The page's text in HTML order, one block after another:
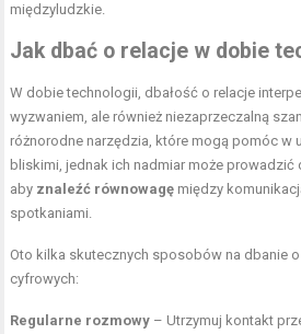
międzyludzkie.
Jak dbać o relacje w dobie
W dobie technologii, dbałość o relacje
wyzwaniem, ale również niezaprzeczalną
różnorodne narzędzia, które mogą pomóc w
bliskimi, jednak ich nadmiar może prowadzić
aby znaleźć równowagę między
spotkaniami.
Oto kilka skutecznych sposobów na dbanie
cyfrowych:
Regularne rozmowy – Utrzymuj kontakt